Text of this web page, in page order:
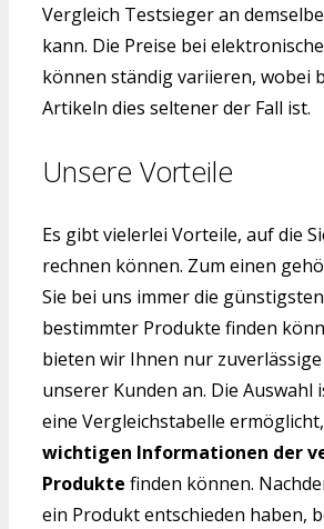
Vergleich Testsieger an
kann. Die Preise bei
können ständig variieren, wobei
Artikeln dies seltener der Fall ist.
Unsere Vorteile
Es gibt vielerlei Vorteile, auf die
rechnen können. Zum einen
Sie bei uns immer die
bestimmter Produkte finden
bieten wir Ihnen nur
unserer Kunden an. Die Auswahl
eine Vergleichstabelle
wichtigen Informationen der
Produkte finden können.
ein Produkt entschieden haben,